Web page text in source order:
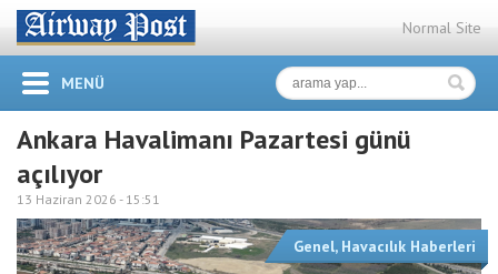
Normal Site
MENÜ
Ankara Havalimanı Pazartesi günü
açılıyor
13 Haziran 2026 - 15:51
Genel, Havacılık Haberleri